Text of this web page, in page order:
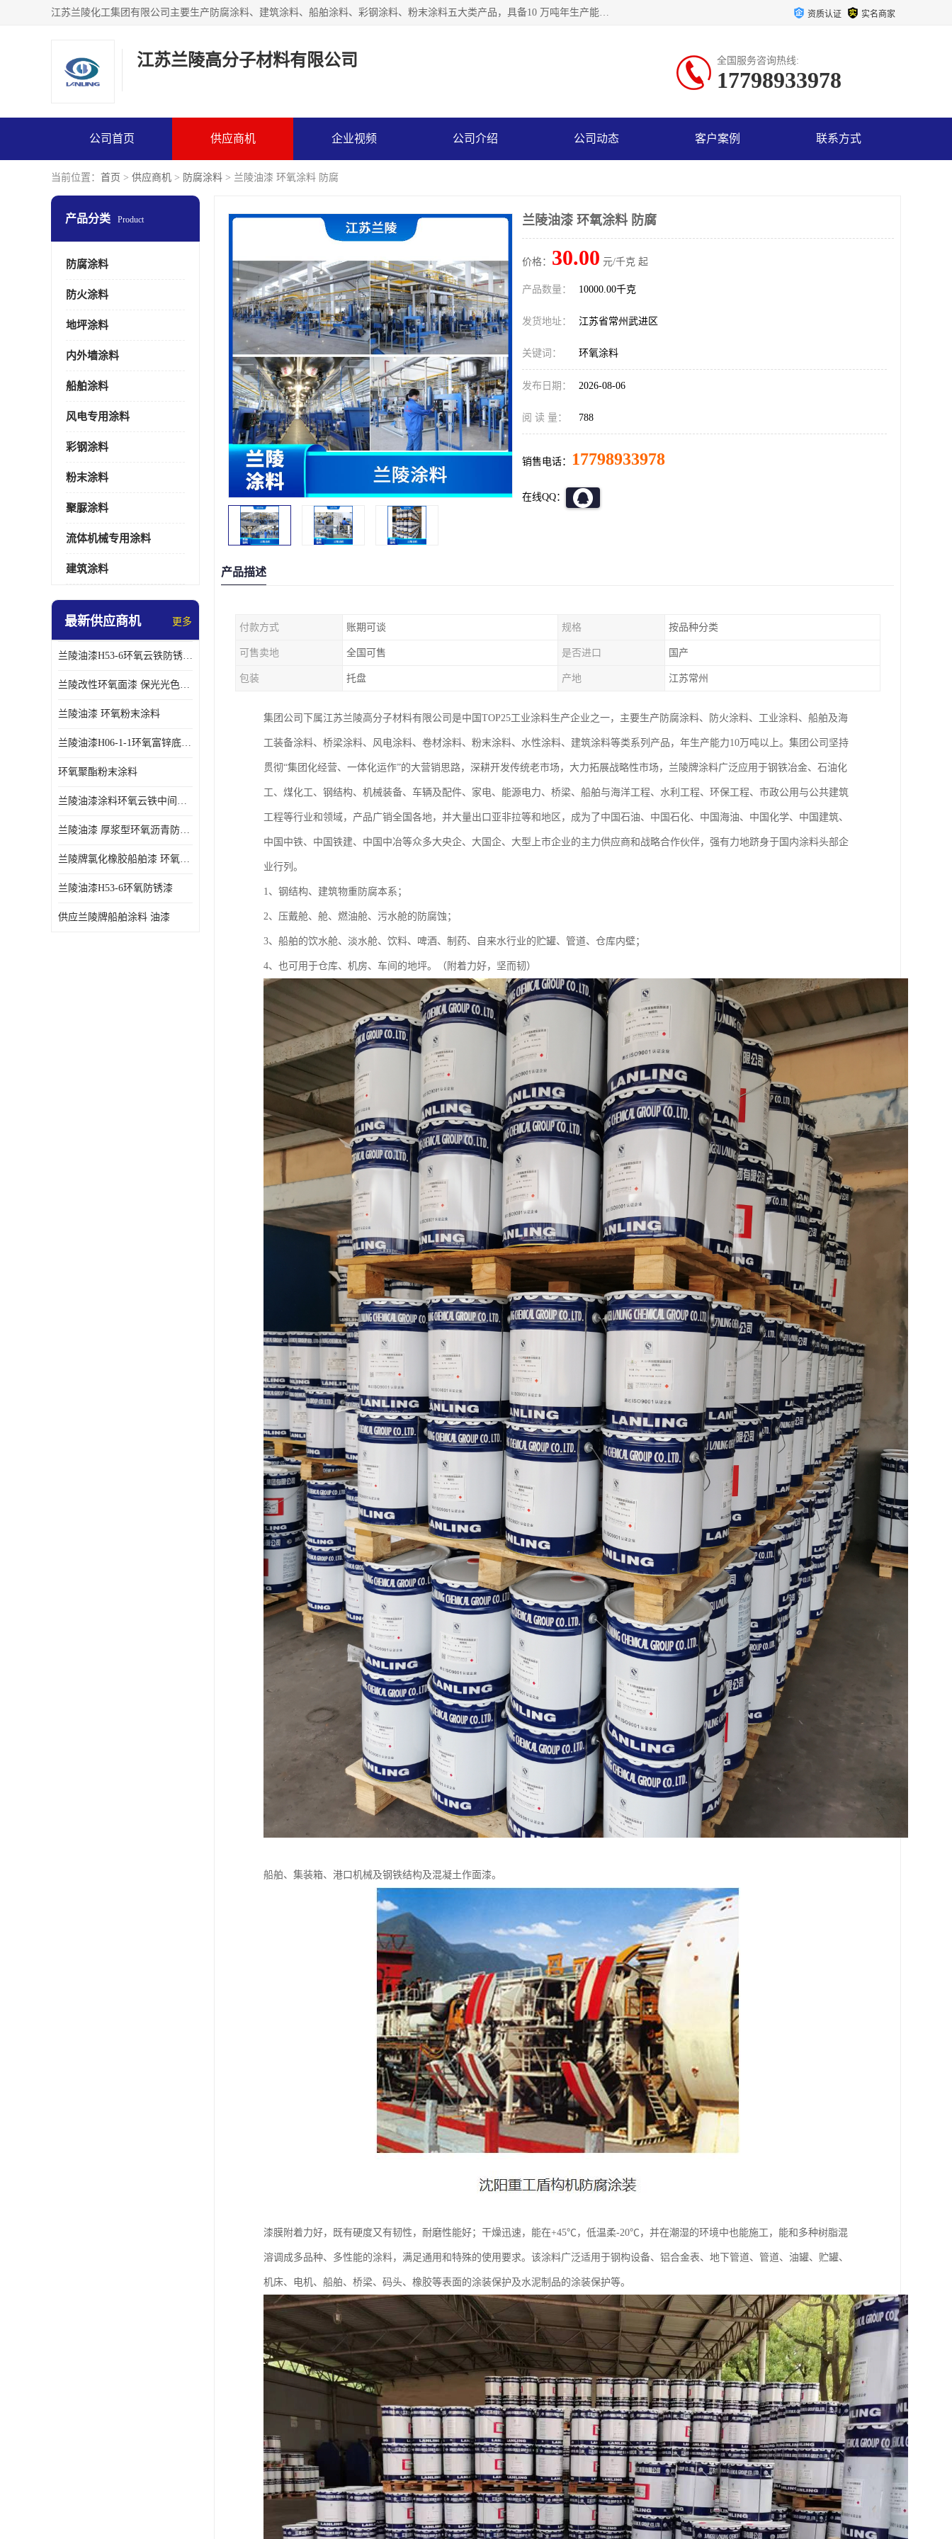
江苏兰陵化工集团有限公司主要生产防腐涂料、建筑涂料、船舶涂料、彩钢涂料、粉末涂料五大类产品，具备10 万吨年生产能力，可以提供优质精良的涂装施工服务，产品广销全国各地，大量出口亚非欧及拉美等国家。 资质认证 实名商家
江苏兰陵高分子材料有限公司 全国服务咨询热线:
17798933978
公司首页 供应商机 企业视频 公司介绍 公司动态 客户案例 联系方式
当前位置： 首页 > 供应商机 > 防腐涂料 > 兰陵油漆 环氧涂料 防腐
产品分类 Product
防腐涂料
防火涂料
地坪涂料
内外墙涂料
船舶涂料
风电专用涂料
彩钢涂料
粉末涂料
聚脲涂料
流体机械专用涂料
建筑涂料
最新供应商机 更多
兰陵油漆H53-6环氧云铁防锈漆链接性能强
兰陵改性环氧面漆 保光光色性更好 适用于室外防腐耐候性好
兰陵油漆 环氧粉末涂料
兰陵油漆H06-1-1环氧富锌底漆 船舶桥梁铁塔储罐防锈漆
环氧聚酯粉末涂料
兰陵油漆涂料环氧云铁中间漆、环氧煤沥青漆
兰陵油漆 厚浆型环氧沥青防锈漆 埋地管道专用漆
兰陵牌氯化橡胶船舶漆 环氧富锌底漆
兰陵油漆H53-6环氧防锈漆
供应兰陵牌船舶涂料 油漆
兰陵油漆 环氧涂料 防腐
价格： 30.00 元/千克 起
产品数量： 10000.00千克
发货地址： 江苏省常州武进区
关键词： 环氧涂料
发布日期： 2026-08-06
阅 读 量： 788
销售电话： 17798933978
在线QQ：
产品描述
付款方式 账期可谈 规格 按品种分类
可售卖地 全国可售 是否进口 国产
包装 托盘 产地 江苏常州
集团公司下属江苏兰陵高分子材料有限公司是中国TOP25工业涂料生产企业之一，主要生产防腐涂料、防火涂料、工业涂料、船舶及海
工装备涂料、桥梁涂料、风电涂料、卷材涂料、粉末涂料、水性涂料、建筑涂料等类系列产品，年生产能力10万吨以上。集团公司坚持
贯彻“集团化经营、一体化运作”的大营销思路，深耕开发传统老市场，大力拓展战略性市场，兰陵牌涂料广泛应用于钢铁冶金、石油化
工、煤化工、钢结构、机械装备、车辆及配件、家电、能源电力、桥梁、船舶与海洋工程、水利工程、环保工程、市政公用与公共建筑
工程等行业和领域，产品广销全国各地，并大量出口亚非拉等和地区，成为了中国石油、中国石化、中国海油、中国化学、中国建筑、
中国中铁、中国铁建、中国中冶等众多大央企、大国企、大型上市企业的主力供应商和战略合作伙伴，强有力地跻身于国内涂料头部企
业行列。
1、钢结构、建筑物重防腐本系；
2、压戴舱、舱、燃油舱、污水舱的防腐蚀；
3、船舶的饮水舱、淡水舱、饮料、啤酒、制药、自来水行业的贮罐、管道、仓库内壁；
4、也可用于仓库、机房、车间的地坪。（附着力好，坚而韧）
船舶、集装箱、港口机械及钢铁结构及混凝土作面漆。
漆膜附着力好，既有硬度又有韧性，耐磨性能好；干燥迅速，能在+45℃，低温柔-20℃，并在潮湿的环境中也能施工，能和多种树脂混
溶调成多品种、多性能的涂料，满足通用和特殊的使用要求。该涂料广泛适用于钢构设备、铝合金表、地下管道、管道、油罐、贮罐、
机床、电机、船舶、桥梁、码头、橡胶等表面的涂装保护及水泥制品的涂装保护等。